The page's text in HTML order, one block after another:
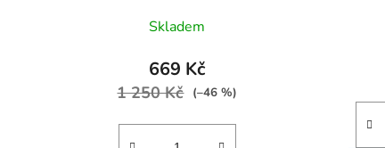
hodnocení
produktu
je
z
Skladem
669 Kč
1 250 Kč (–46 %)